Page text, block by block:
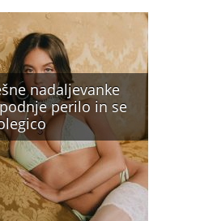
nadaljevanke
perilo in se